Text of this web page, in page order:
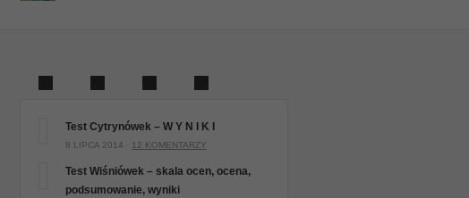
Test Cytrynówek – W Y N I K I
8 LIPCA 2014 · 12 KOMENTARZY
Test Wiśniówek – skala ocen, ocena,
podsumowanie, wyniki